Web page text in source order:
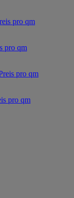
pro qm
pro qm